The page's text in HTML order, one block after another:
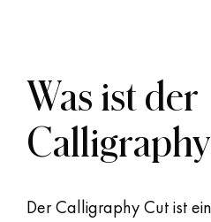
Was ist der
Der Calligraphy Cut ist